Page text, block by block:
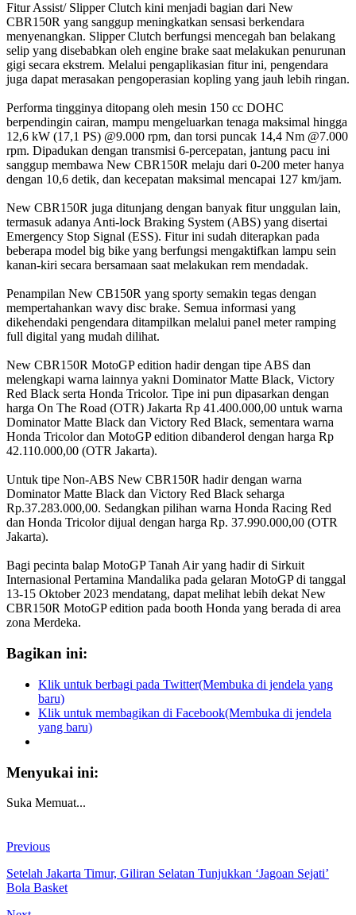
Fitur Assist/ Slipper Clutch kini menjadi bagian dari New
CBR150R yang sanggup meningkatkan sensasi berkendara
menyenangkan. Slipper Clutch berfungsi mencegah ban belakang
selip yang disebabkan oleh engine brake saat melakukan penurunan
gigi secara ekstrem. Melalui pengaplikasian fitur ini, pengendara
juga dapat merasakan pengoperasian kopling yang jauh lebih ringan.
Performa tingginya ditopang oleh mesin 150 cc DOHC
berpendingin cairan, mampu mengeluarkan tenaga maksimal hingga
12,6 kW (17,1 PS) @9.000 rpm, dan torsi puncak 14,4 Nm @7.000
rpm. Dipadukan dengan transmisi 6-percepatan, jantung pacu ini
sanggup membawa New CBR150R melaju dari 0-200 meter hanya
dengan 10,6 detik, dan kecepatan maksimal mencapai 127 km/jam.
New CBR150R juga ditunjang dengan banyak fitur unggulan lain,
termasuk adanya Anti-lock Braking System (ABS) yang disertai
Emergency Stop Signal (ESS). Fitur ini sudah diterapkan pada
beberapa model big bike yang berfungsi mengaktifkan lampu sein
kanan-kiri secara bersamaan saat melakukan rem mendadak.
Penampilan New CB150R yang sporty semakin tegas dengan
mempertahankan wavy disc brake. Semua informasi yang
dikehendaki pengendara ditampilkan melalui panel meter ramping
full digital yang mudah dilihat.
New CBR150R MotoGP edition hadir dengan tipe ABS dan
melengkapi warna lainnya yakni Dominator Matte Black, Victory
Red Black serta Honda Tricolor. Tipe ini pun dipasarkan dengan
harga On The Road (OTR) Jakarta Rp 41.400.000,00 untuk warna
Dominator Matte Black dan Victory Red Black, sementara warna
Honda Tricolor dan MotoGP edition dibanderol dengan harga Rp
42.110.000,00 (OTR Jakarta).
Untuk tipe Non-ABS New CBR150R hadir dengan warna
Dominator Matte Black dan Victory Red Black seharga
Rp.37.283.000,00. Sedangkan pilihan warna Honda Racing Red
dan Honda Tricolor dijual dengan harga Rp. 37.990.000,00 (OTR
Jakarta).
Bagi pecinta balap MotoGP Tanah Air yang hadir di Sirkuit
Internasional Pertamina Mandalika pada gelaran MotoGP di tanggal
13-15 Oktober 2023 mendatang, dapat melihat lebih dekat New
CBR150R MotoGP edition pada booth Honda yang berada di area
zona Merdeka.
Bagikan ini:
Klik untuk berbagi pada Twitter(Membuka di jendela yang
baru)
Klik untuk membagikan di Facebook(Membuka di jendela
yang baru)
Menyukai ini:
Suka Memuat...
Previous
Setelah Jakarta Timur, Giliran Selatan Tunjukkan ‘Jagoan Sejati’
Bola Basket